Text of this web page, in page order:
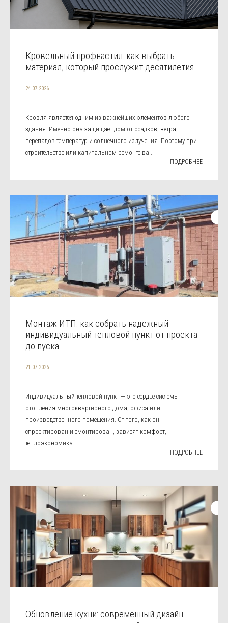
Кровельный профнастил: как выбрать
материал, который прослужит десятилетия
24.07.2026
Кровля является одним из важнейших элементов любого
здания. Именно она защищает дом от осадков, ветра,
перепадов температур и солнечного излучения. Поэтому при
строительстве или капитальном ремонте ва...
ПОДРОБНЕЕ
Монтаж ИТП: как собрать надежный
индивидуальный тепловой пункт от проекта
до пуска
21.07.2026
Индивидуальный тепловой пункт — это сердце системы
отопления многоквартирного дома, офиса или
производственного помещения. От того, как он
спроектирован и смонтирован, зависят комфорт,
теплоэкономика ...
ПОДРОБНЕЕ
Обновление кухни: современный дизайн